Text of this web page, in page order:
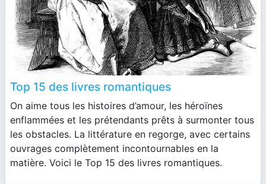
Top 15 des livres romantiques
On aime tous les histoires d’amour, les héroïnes
enflammées et les prétendants prêts à surmonter tous
les obstacles. La littérature en regorge, avec certains
ouvrages complètement incontournables en la
matière. Voici le Top 15 des livres romantiques.